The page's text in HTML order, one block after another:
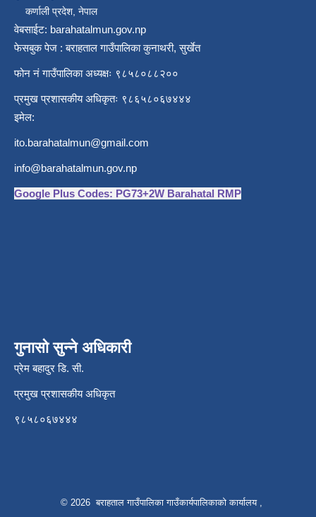
कर्णाली प्रदेश, नेपाल
वेबसाईट: barahatalmun.gov.np
फेसबुक पेज : बराहताल गाउँपालिका कुनाथरी, सुर्खेत
फोन नं गाउँपालिका अध्यक्षः ९८५८०८८२००
प्रमुख प्रशासकीय अधिकृतः ९८६५८०६७४४४
इमेल:
ito.barahatalmun@gmail.com
info@barahatalmun.gov.np
Google Plus Codes: PG73+2W Barahatal RMP
गुनासो सुन्ने अधिकारी
प्रेम बहादुर डि. सी.
प्रमुख प्रशासकीय अधिकृत
९८५८०६७४४४
© 2026 बराहताल गाउँपालिका गाउँकार्यपालिकाको कार्यालय ,